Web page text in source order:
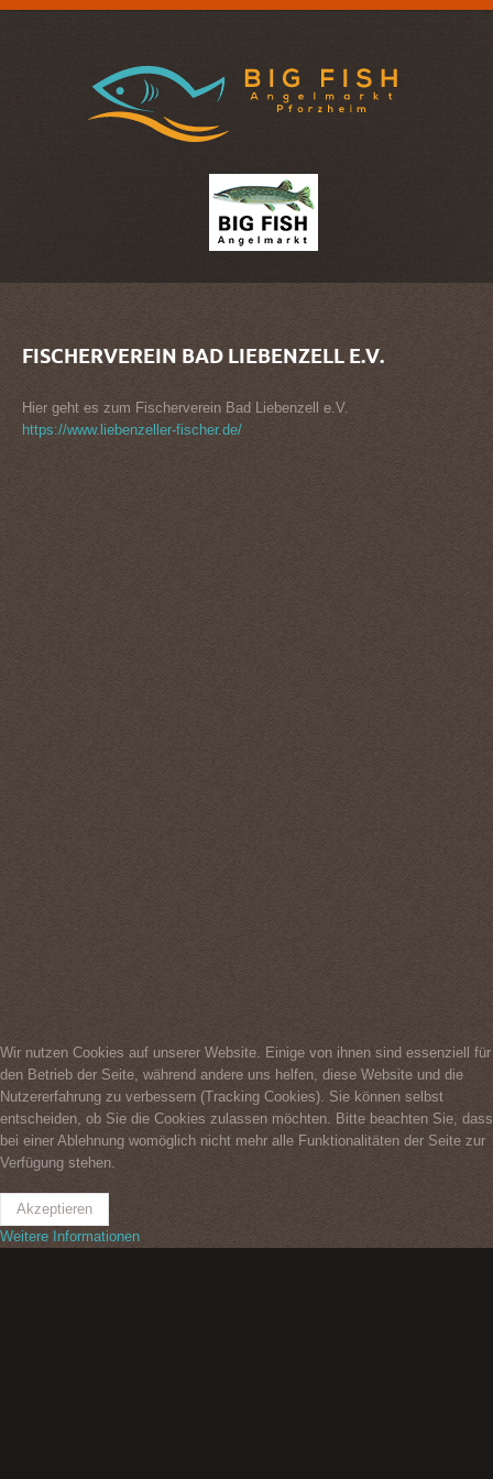
FISCHERVEREIN BAD LIEBENZELL E.V.
Hier geht es zum Fischerverein Bad Liebenzell e.V.
https://www.liebenzeller-fischer.de/
Wir nutzen Cookies auf unserer Website. Einige von ihnen sind essenziell für
den Betrieb der Seite, während andere uns helfen, diese Website und die
Nutzererfahrung zu verbessern (Tracking Cookies). Sie können selbst
entscheiden, ob Sie die Cookies zulassen möchten. Bitte beachten Sie, dass
bei einer Ablehnung womöglich nicht mehr alle Funktionalitäten der Seite zur
Verfügung stehen.
Akzeptieren
Weitere Informationen